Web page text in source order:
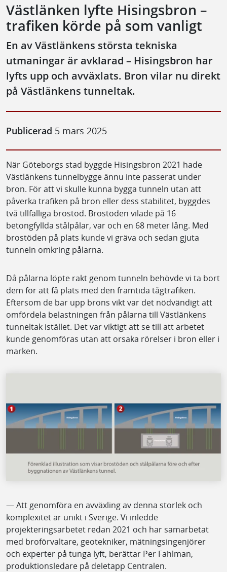
Västlänken lyfte Hisingsbron –
trafiken körde på som vanligt
En av Västlänkens största tekniska
utmaningar är avklarad – Hisingsbron har
lyfts upp och avväxlats. Bron vilar nu direkt
på Västlänkens tunneltak.
Publicerad 5 mars 2025
När Göteborgs stad byggde Hisingsbron 2021 hade
Västlänkens tunnelbygge ännu inte passerat under
bron. För att vi skulle kunna bygga tunneln utan att
påverka trafiken på bron eller dess stabilitet, byggdes
två tillfälliga brostöd. Brostöden vilade på 16
betongfyllda stålpålar, var och en 68 meter lång. Med
brostöden på plats kunde vi gräva och sedan gjuta
tunneln omkring pålarna.
Då pålarna löpte rakt genom tunneln behövde vi ta bort
dem för att få plats med den framtida tågtrafiken.
Eftersom de bar upp brons vikt var det nödvändigt att
omfördela belastningen från pålarna till Västlänkens
tunneltak istället. Det var viktigt att se till att arbetet
kunde genomföras utan att orsaka rörelser i bron eller i
marken.
— Att genomföra en avväxling av denna storlek och
komplexitet är unikt i Sverige. Vi inledde
projekteringsarbetet redan 2021 och har samarbetat
med broförvaltare, geotekniker, mätningsingenjörer
och experter på tunga lyft, berättar Per Fahlman,
produktionsledare på deletapp Centralen.